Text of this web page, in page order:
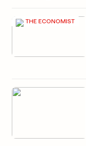
THE ECONOMIST